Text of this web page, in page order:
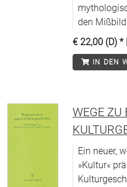
den
und
€ 22,00 (D) * |
IN DEN
WEGE ZU
Ein neuer,
»Kultur«